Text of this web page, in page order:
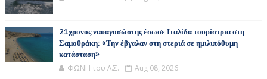
21χρονος ναυαγοσώστης έσωσε Ιταλίδα τουρίστρια στη
Σαμοθράκη: «Την έβγαλαν στη στεριά σε ημιλιπόθυμη
κατάσταση»
ΦΩΝΗ του Λ.Σ. Aug 08, 2026